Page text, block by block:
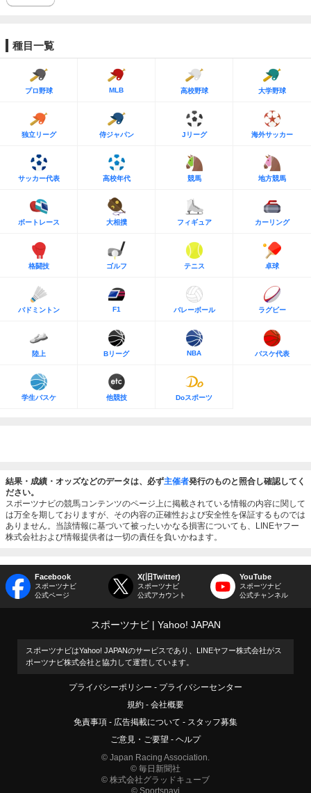
種目一覧
プロ野球 MLB 高校野球 大学野球
独立リーグ 侍ジャパン Jリーグ 海外サッカー
サッカー代表 高校年代 競馬 地方競馬
ボートレース 大相撲 フィギュア カーリング
格闘技 ゴルフ テニス 卓球
バドミントン F1 バレーボール ラグビー
陸上 Bリーグ NBA バスケ代表
学生バスケ 他競技 Doスポーツ
結果・成績・オッズなどのデータは、必ず主催者発行のものと照合し確認してく
ださい。
スポーツナビの競馬コンテンツのページ上に掲載されている情報の内容に関して
は万全を期しておりますが、その内容の正確性および安全性を保証するものでは
ありません。当該情報に基づいて被ったいかなる損害についても、LINEヤフー
株式会社および情報提供者は一切の責任を負いかねます。
Facebook
スポーツナビ
公式ページ
X(旧Twitter)
スポーツナビ
公式アカウント
YouTube
スポーツナビ
公式チャンネル
スポーツナビ Yahoo! JAPAN
スポーツナビはYahoo! JAPANのサービスであり、LINEヤフー株式会社がス
ポーツナビ株式会社と協力して運営しています。
プライバシーポリシー
プライバシーセンター
規約
会社概要
免責事項
広告掲載について
スタッフ募集
ご意見・ご要望
ヘルプ
© Japan Racing Association.
© 毎日新聞社
© 株式会社グラッドキューブ
© Sportsnavi